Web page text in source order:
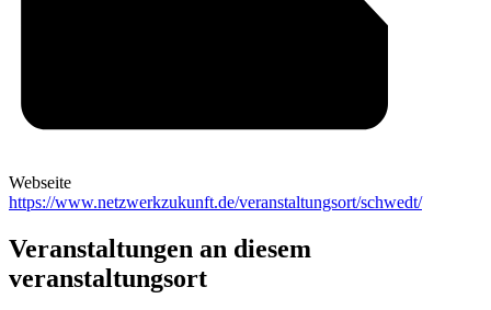
Webseite
https://www.netzwerkzukunft.de/veranstaltungsort/schwedt/
Veranstaltungen an diesem
veranstaltungsort